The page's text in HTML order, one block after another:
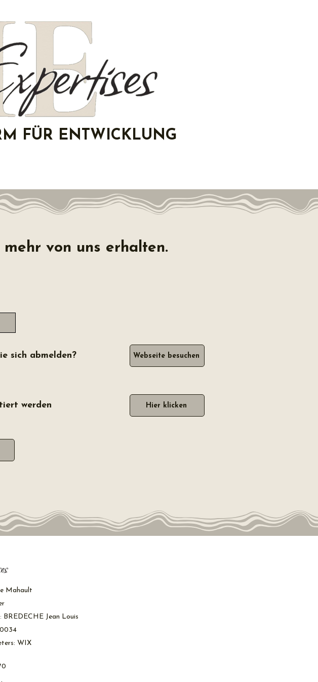
FÜR ENTWICKLUNG
von uns erhalten.
sich abmelden? Webseite besuchen
werden Hier klicken
Mahault
BREDECHE Jean Louis
WIX